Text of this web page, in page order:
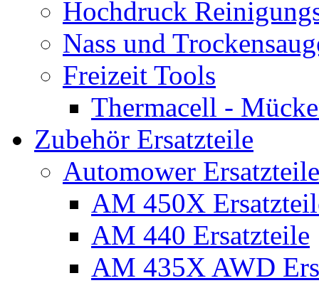
Hochdruck
Nass und
Freizeit Tools
Thermacell -
Zubehör Ersatzteile
Automower
AM 450X
AM 440 Ersatzteile
AM 435X AWD